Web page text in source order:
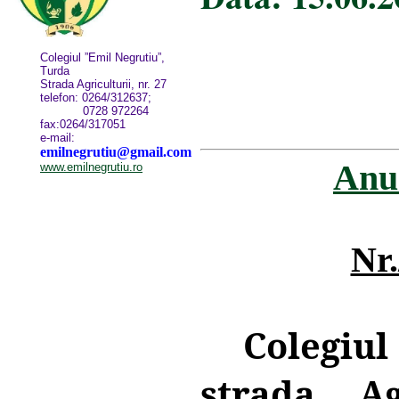
Colegiul ”Emil Negrutiu”,
Turda
Strada Agriculturii, nr. 27
telefon: 0264/312637;
0728 972264
fax:0264/317051
e-mail:
emilnegrutiu@gmail.com
www.emilnegrutiu.ro